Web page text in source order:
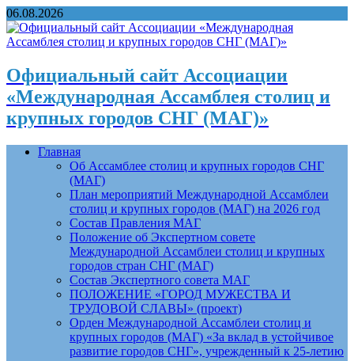
06.08.2026
Официальный сайт Ассоциации
«Международная Ассамблея столиц и
крупных городов СНГ (МАГ)»
Главная
Об Ассамблее столиц и крупных городов СНГ
(МАГ)
План мероприятий Международной Ассамблеи
столиц и крупных городов (МАГ) на 2026 год
Состав Правления МАГ
Положение об Экспертном совете
Международной Ассамблеи столиц и крупных
городов стран СНГ (МАГ)
Состав Экспертного совета МАГ
ПОЛОЖЕНИЕ «ГОРОД МУЖЕСТВА И
ТРУДОВОЙ СЛАВЫ» (проект)
Орден Международной Ассамблеи столиц и
крупных городов (МАГ) «За вклад в устойчивое
развитие городов СНГ», учрежденный к 25-летию